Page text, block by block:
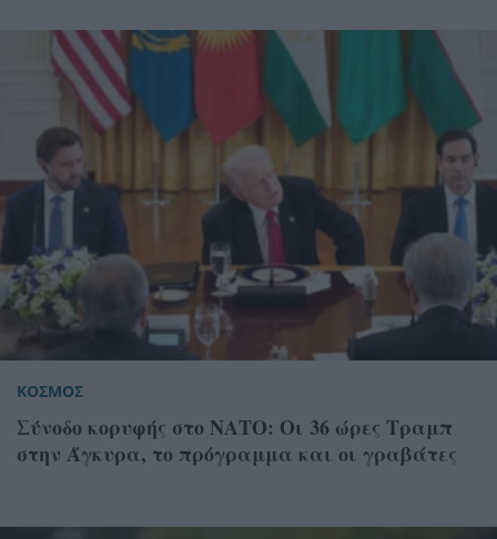
ΚΟΣΜΟΣ
Σύνοδο κορυφής στο ΝΑΤΟ: Οι 36 ώρες Τραμπ
στην Άγκυρα, το πρόγραμμα και οι γραβάτες